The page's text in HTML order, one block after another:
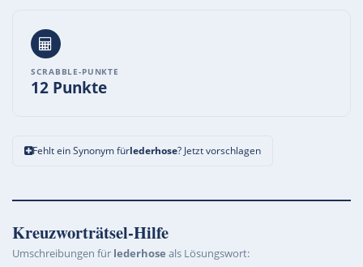
SCRABBLE-PUNKTE
12 Punkte
Fehlt ein Synonym fürlederhose? Jetzt vorschlagen
Kreuzworträtsel-Hilfe
Umschreibungen für lederhose als Lösungswort: